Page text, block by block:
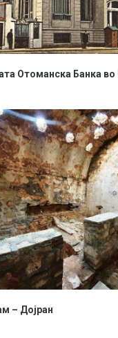
Отоманска Банка во
– Дојран